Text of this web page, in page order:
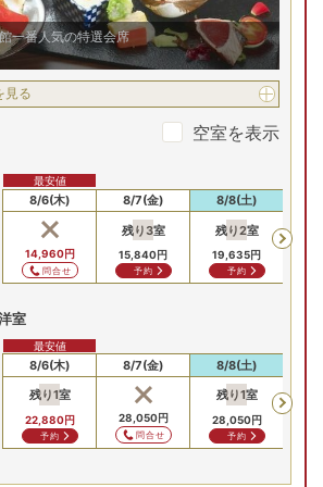
一番人気の特選会席
見る
空室を表示
8/6(木)
14,960円
問合せ
最安値
8/7(金)
残り3室
15,840円
予約
8/8(土)
残り2室
19,635円
予約
室
8/6(木)
残り1室
22,880円
予約
最安値
8/7(金)
28,050円
問合せ
8/8(土)
残り1室
28,050円
予約